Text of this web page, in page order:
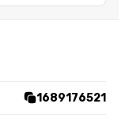
1689176521